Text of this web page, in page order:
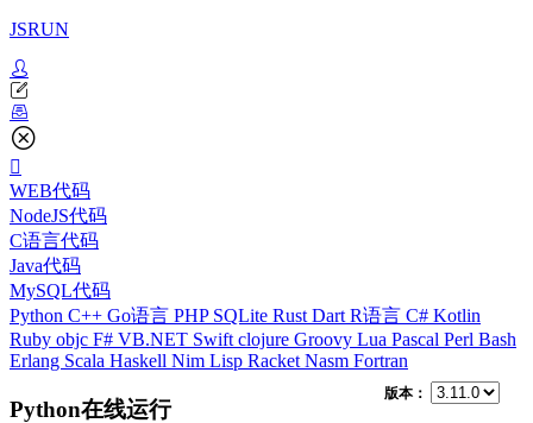
JSRUN
WEB代码
NodeJS代码
C语言代码
Java代码
MySQL代码
Python C++ Go语言 PHP SQLite Rust Dart R语言 C# Kotlin
Ruby objc F# VB.NET Swift clojure Groovy Lua Pascal Perl Bash
Erlang Scala Haskell Nim Lisp Racket Nasm Fortran
Python在线运行
版本：